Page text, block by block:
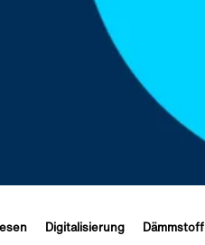
Digitalisierung Dämmstoff